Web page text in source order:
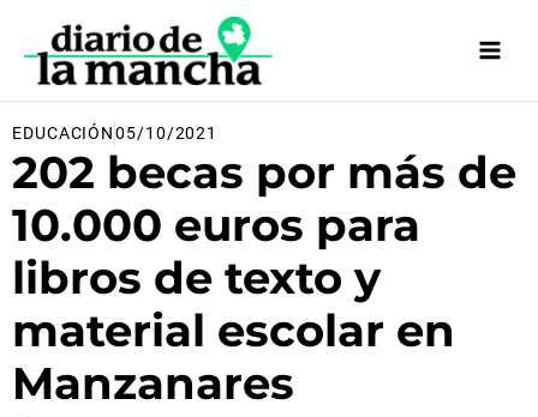
contenido
EDUCACIÓN05/10/2021
202 becas por más de
10.000 euros para
libros de texto y
material escolar en
Manzanares